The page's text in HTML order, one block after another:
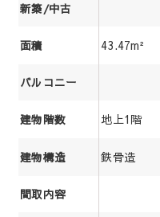
新築/中古
面積 43.47m²
バルコニー
建物階数 地上1階
建物構造 鉄骨造
間取内容